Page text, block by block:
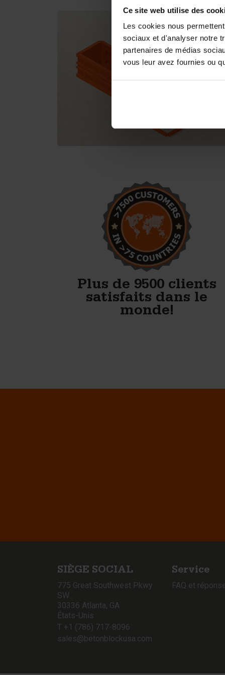
Ce site web utilise des
Les cookies nous
sociaux et d'analyser notre
partenaires de médias
vous leur avez fournies ou
Plus de 9500 clients
satisfaits dans le
monde!
Ce sont d'excellents moules à
béton. Je suis très content du
résultat du bloc.
Bob Hagerman - Hagerman Pre Cast
SIÈGE SOCIAL
775 Great Southwest Pkwy
SW
30336 Atlanta, GA
États-Unis
T +1 (786) 717-8096
sales@betonblockusa.com
Service
FAQ et